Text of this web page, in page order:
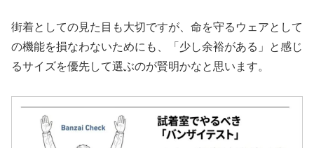
街着としての見た目も大切ですが、命を守るウェアとして
の機能を損なわないためにも、
「少し余裕がある」と感じ
るサイズを優先して選ぶのが賢明かなと思います。